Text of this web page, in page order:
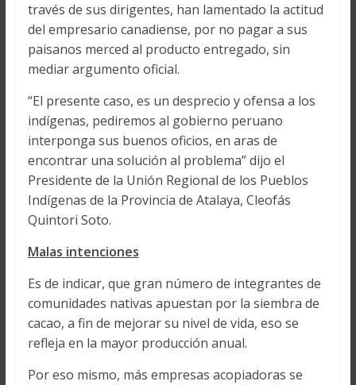
través de sus dirigentes, han lamentado la actitud
del empresario canadiense, por no pagar a sus
paisanos merced al producto entregado, sin
mediar argumento oficial.
“El presente caso, es un desprecio y ofensa a los
indígenas, pediremos al gobierno peruano
interponga sus buenos oficios, en aras de
encontrar una solución al problema” dijo el
Presidente de la Unión Regional de los Pueblos
Indígenas de la Provincia de Atalaya, Cleofás
Quintori Soto.
Malas intenciones
Es de indicar, que gran número de integrantes de
comunidades nativas apuestan por la siembra de
cacao, a fin de mejorar su nivel de vida, eso se
refleja en la mayor producción anual.
Por eso mismo, más empresas acopiadoras se